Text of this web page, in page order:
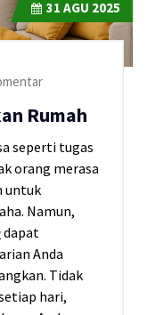
31 AGU 2025
Rumah
seperti tugas
orang merasa
untuk
Namun,
dapat
Anda
Tidak
hari,